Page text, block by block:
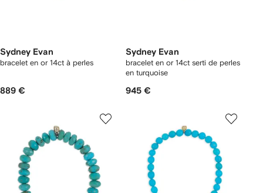
Sydney Evan
bracelet en or 14ct à perles
889 €
Sydney Evan
bracelet en or 14ct serti de perles
en turquoise
945 €